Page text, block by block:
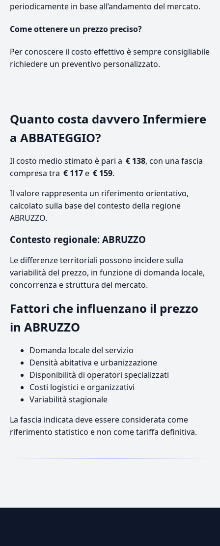
periodicamente in base all’andamento del mercato.
Come ottenere un prezzo preciso?
Per conoscere il costo effettivo è sempre consigliabile
richiedere un preventivo personalizzato.
Quanto costa davvero Infermiere
a ABBATEGGIO?
Il costo medio stimato è pari a € 138, con una fascia
compresa tra € 117e € 159.
Il valore rappresenta un riferimento orientativo,
calcolato sulla base del contesto della regione
ABRUZZO.
Contesto regionale: ABRUZZO
Le differenze territoriali possono incidere sulla
variabilità del prezzo, in funzione di domanda locale,
concorrenza e struttura del mercato.
Fattori che influenzano il prezzo
in ABRUZZO
Domanda locale del servizio
Densità abitativa e urbanizzazione
Disponibilità di operatori specializzati
Costi logistici e organizzativi
Variabilità stagionale
La fascia indicata deve essere considerata come
riferimento statistico e non come tariffa definitiva.